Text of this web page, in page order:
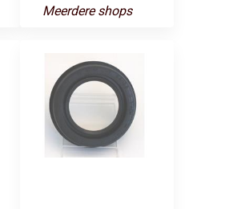
Meerdere shops